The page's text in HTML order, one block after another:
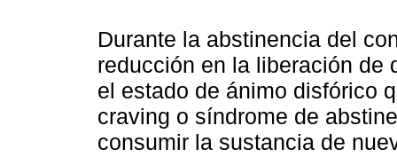
Durante la abstinencia del
reducción en la liberación de
el estado de ánimo disfórico
craving o síndrome de
consumir la sustancia de